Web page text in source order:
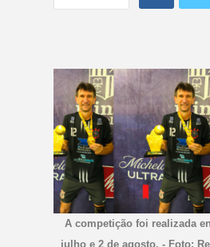
A competição foi realizada
julho e 2 de agosto. - Foto: